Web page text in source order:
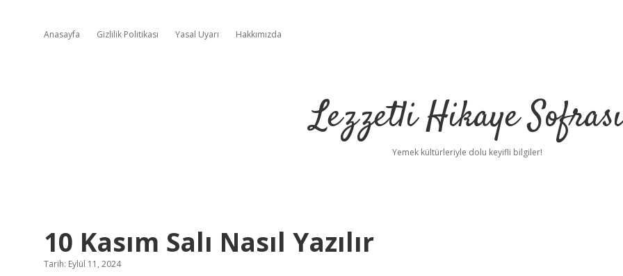
Anasayfa Gizlilik Politikası Yasal Uyarı Hakkımızda
Lezzetli Hikaye Sofrası
Yemek kültürleriyle dolu keyifli bilgiler!
10 Kasım Salı Nasıl Yazılır
Tarih: Eylül 11, 2024